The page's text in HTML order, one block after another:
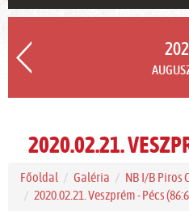
2020.02.21.
Főoldal Galéria
NB I/B Piros
2020.02.21. Veszprém - Pécs